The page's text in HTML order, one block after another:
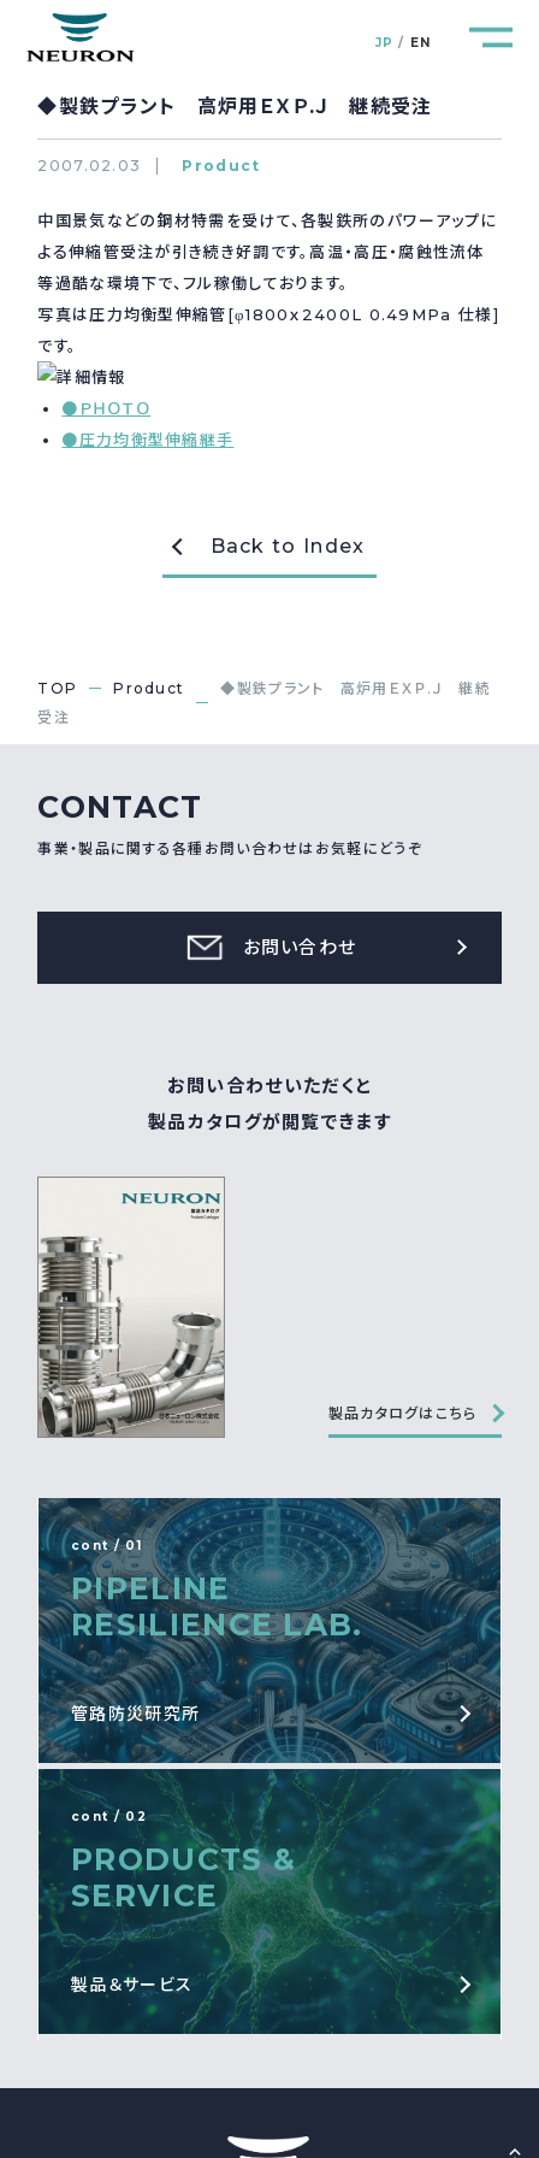
JP EN
管路防災研究所 Pipeline Resilience Lab.
企業情報 Company
製品＆サービス
研究開発 R&D
お問い合わせ
◆製鉄プラント 高炉用ＥＸＰ.Ｊ 継続受注
2007.02.03 Product
中国景気などの鋼材特需を受けて、各製鉄所のパワーアップに
よる伸縮管受注が引き続き好調です。高温・高圧・腐蝕性流体
等過酷な環境下で、フル稼働しております。
写真は圧力均衡型伸縮管[φ1800ｘ2400L 0.49MPa 仕様]
です。
●ＰＨＯＴＯ
●圧力均衡型伸縮継手
Back to Index
TOP Product
◆製鉄プラント 高炉用ＥＸＰ.Ｊ 継続
受注
CONTACT
事業・製品に関する各種お問い合わせはお気軽にどうぞ
お問い合わせ
お問い合わせいただくと
製品カタログが閲覧できます
製品カタログはこちら
cont / 01
PIPELINE
RESILIENCE LAB.
管路防災研究所
cont / 02
PRODUCTS &
SERVICE
製品＆サービス